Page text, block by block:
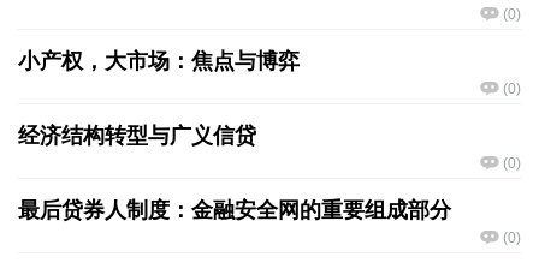
(0)
小产权，大市场：焦点与博弈
(0)
经济结构转型与广义信贷
(0)
最后贷券人制度：金融安全网的重要组成部分
(0)